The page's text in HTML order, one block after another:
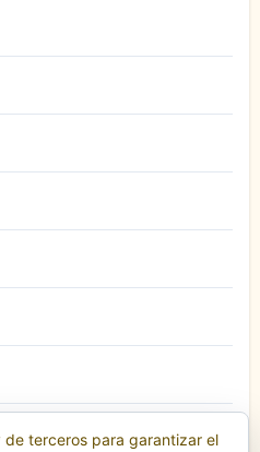
terceros para garantizar el